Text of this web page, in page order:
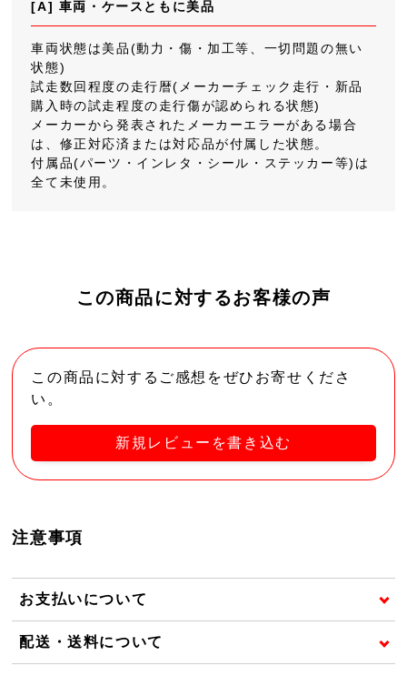
[A] 車両・ケースともに美品
車両状態は美品(動力・傷・加工等、一切問題の無い
状態)
試走数回程度の走行暦(メーカーチェック走行・新品
購入時の試走程度の走行傷が認められる状態)
メーカーから発表されたメーカーエラーがある場合
は、修正対応済または対応品が付属した状態。
付属品(パーツ・インレタ・シール・ステッカー等)は
全て未使用。
この商品に対するお客様の声
この商品に対するご感想をぜひお寄せくださ
い。
新規レビューを書き込む
注意事項
お支払いについて
配送・送料について